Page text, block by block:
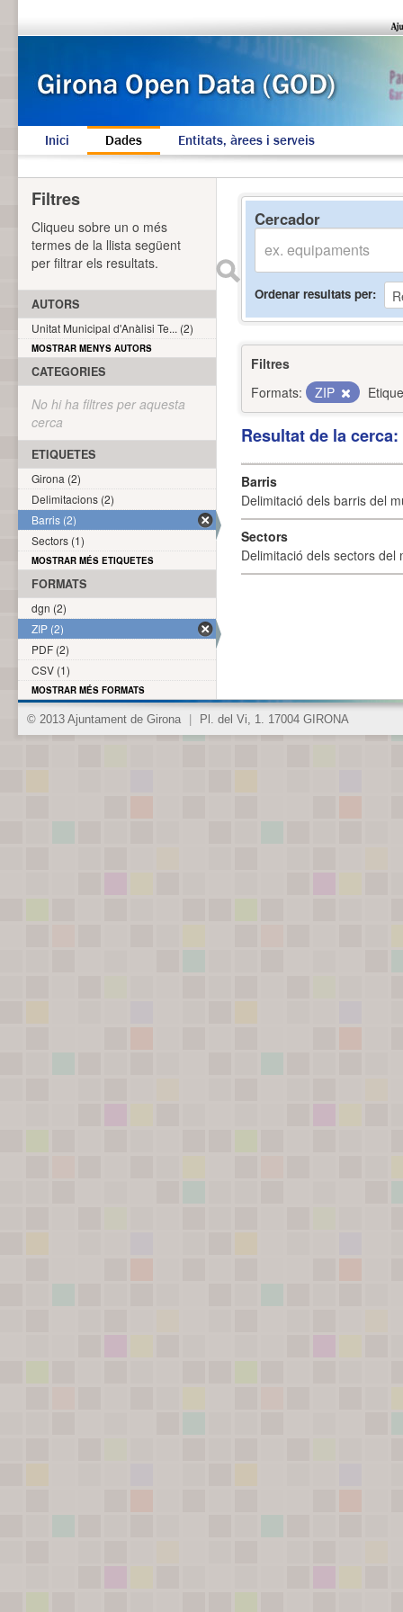
Inici Dades Entitats, àrees i serveis
Cercador
Ordenar resultats per
Filtres
Formats:
ZIP
Resultat de la
Barris
Delimitació dels barris del
Sectors
Delimitació dels sectors del
Filtres
Cliqueu sobre un o més
termes de la llista següent
per filtrar els resultats.
AUTORS
Unitat Municipal d'Anàlisi Te... (2)
MOSTRAR MENYS AUTORS
CATEGORIES
No hi ha filtres per aquesta
cerca
ETIQUETES
Girona (2)
Delimitacions (2)
Barris (2)
Sectors (1)
MOSTRAR MÉS ETIQUETES
FORMATS
dgn (2)
ZIP (2)
PDF (2)
CSV (1)
MOSTRAR MÉS FORMATS
© 2013 Ajuntament de Girona Pl. del Vi, 1. 17004 GIRONA